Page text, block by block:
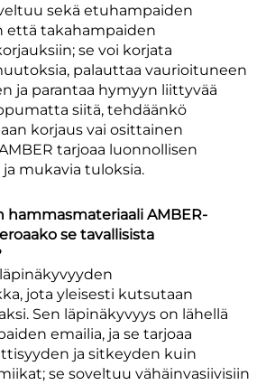
sekä etuhampaiden
että takahampaiden
se voi korjata
palauttaa vaurioituneen
ja parantaa hymyyn liittyvää
siitä, tehdäänkö
korjaus vai osittainen
tarjoaa luonnollisen
ja mukavia tuloksia.
hammasmateriaali AMBER-
se tavallisista
jota yleisesti kutsutaan
Sen läpinäkyvyys on lähellä
emailia, ja se tarjoaa
ja sitkeyden kuin
se soveltuu vähäinvasiivisiin